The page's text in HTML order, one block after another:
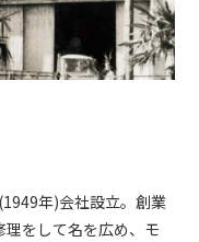
年)会社設立。創業
をして名を広め、モ